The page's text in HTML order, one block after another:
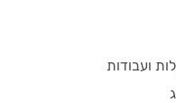
ועבודות